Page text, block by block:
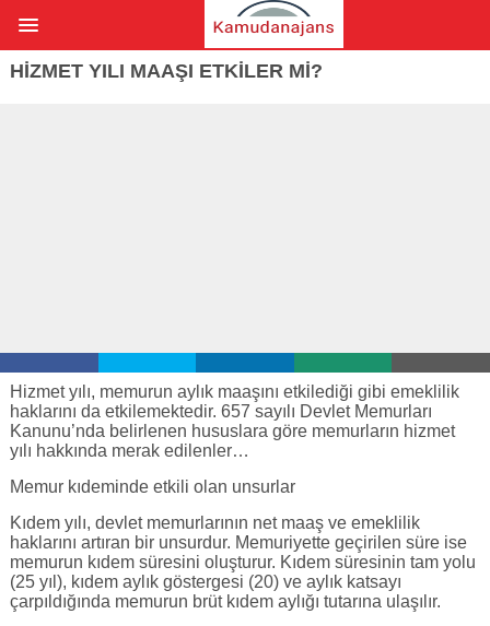
HIZMET YILI MAAŞI ETKILER MI?
Hizmet yılı, memurun aylık maaşını etkilediği gibi emeklilik
haklarını da etkilemektedir. 657 sayılı Devlet Memurları
Kanunu’nda belirlenen hususlara göre memurların hizmet
yılı hakkında merak edilenler…
Memur kıdeminde etkili olan unsurlar
Kıdem yılı, devlet memurlarının net maaş ve emeklilik
haklarını artıran bir unsurdur. Memuriyette geçirilen süre ise
memurun kıdem süresini oluşturur. Kıdem süresinin tam yolu
(25 yıl), kıdem aylık göstergesi (20) ve aylık katsayı
çarpıldığında memurun brüt kıdem aylığı tutarına ulaşılır.